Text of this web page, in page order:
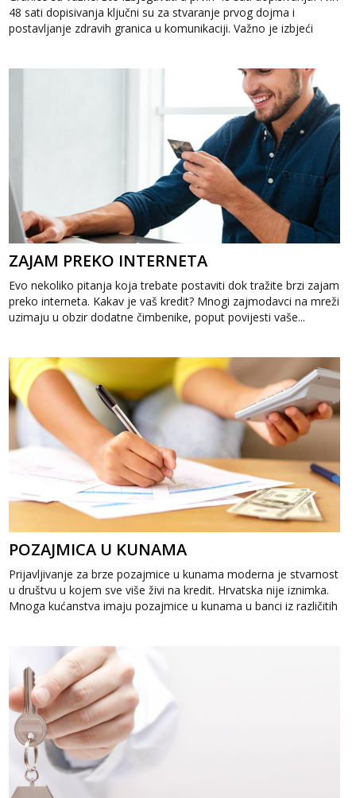
48 sati dopisivanja ključni su za stvaranje prvog dojma i
postavljanje zdravih granica u komunikaciji. Važno je izbjeći
ZAJAM PREKO INTERNETA
Evo nekoliko pitanja koja trebate postaviti dok tražite brzi zajam
preko interneta. Kakav je vaš kredit? Mnogi zajmodavci na mreži
uzimaju u obzir dodatne čimbenike, poput povijesti vaše...
POZAJMICA U KUNAMA
Prijavljivanje za brze pozajmice u kunama moderna je stvarnost
u društvu u kojem sve više živi na kredit. Hrvatska nije iznimka.
Mnoga kućanstva imaju pozajmice u kunama u banci iz različitih